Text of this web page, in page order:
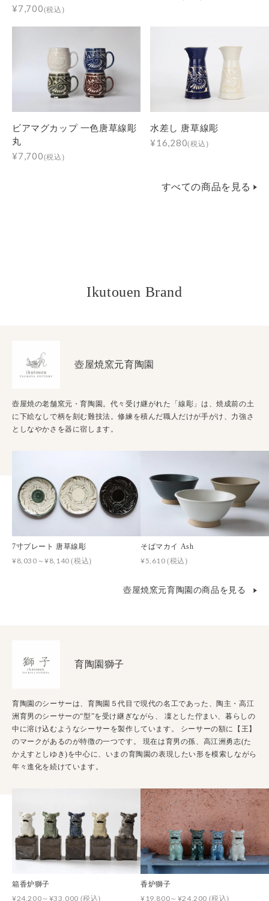
¥7,700(税込)
ビアマグカップ 一色唐草線彫
丸
¥7,700(税込)
水差し 唐草線彫
¥16,280(税込)
すべての商品を見る
Ikutouen Brand
壺屋焼窯元育陶園
壺屋焼の老舗窯元・育陶園。代々受け継がれた「線彫」は、焼成前の土
に下絵なしで柄を刻む難技法。修練を積んだ職人だけが手がけ、力強さ
としなやかさを器に宿します。
7寸プレート 唐草線彫
¥8,030～¥8,140(税込)
そばマカイ Ash
¥5,610(税込)
壺屋焼窯元育陶園の商品を見る
育陶園獅子
育陶園のシーサーは、育陶園５代目で現代の名工であった、陶主・高江
洲育男のシーサーの“型”を受け継ぎながら、 凜とした佇まい、暮らしの
中に溶け込むようなシーサーを製作しています。 シーサーの額に【王】
のマークがあるのが特徴の一つです。 現在は育男の孫、高江洲勇志(た
かえすとしゆき)を中心に、いまの育陶園の表現したい形を模索しながら
年々進化を続けています。
箱香炉獅子
¥24,200～¥33,000 (税込)
香炉獅子
¥19,800～¥24,200 (税込)